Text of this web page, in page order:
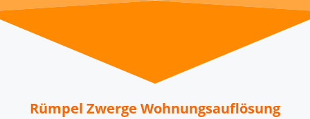
Rümpel Zwerge Wohnungsauflösung